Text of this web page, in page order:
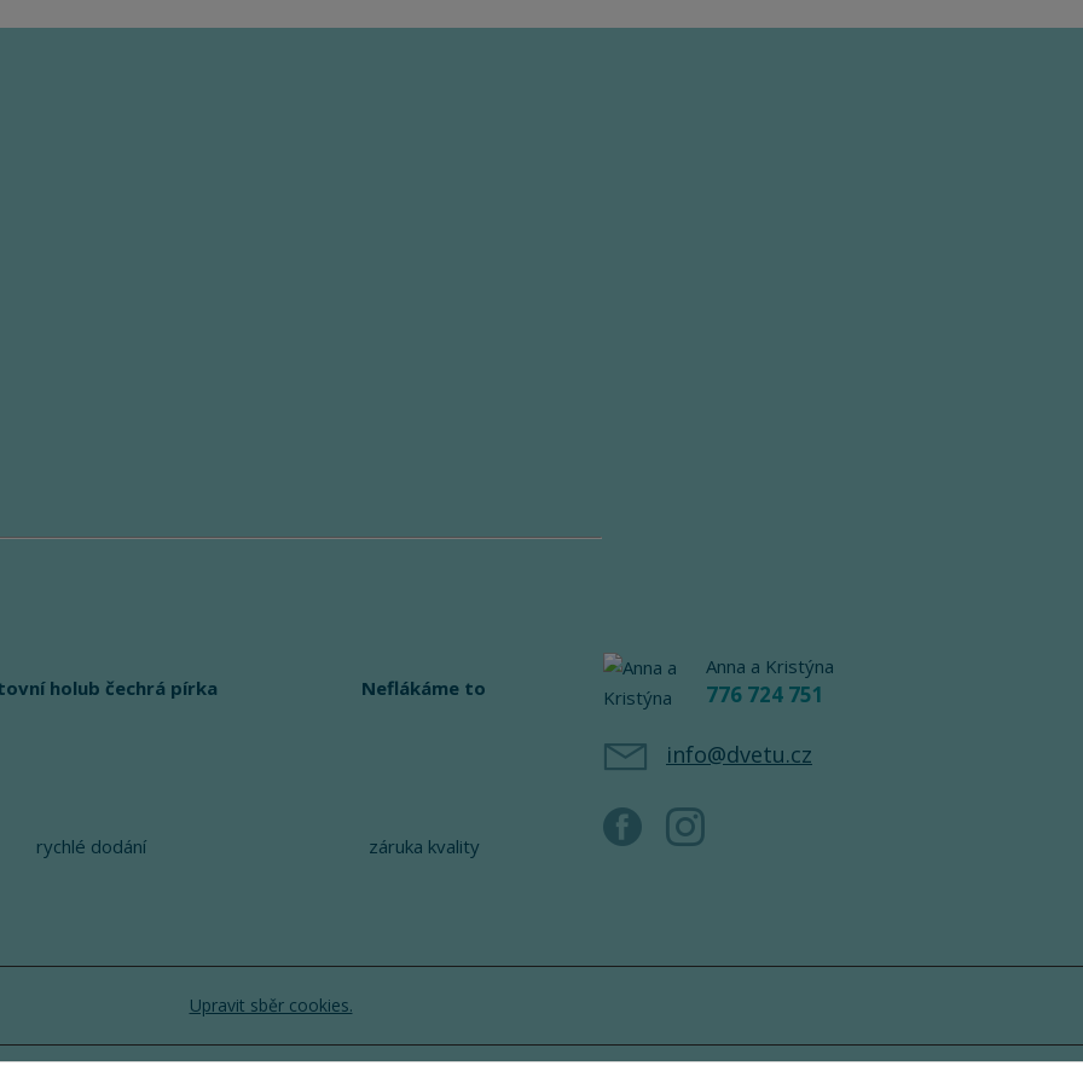
holub čechrá pírka
rychlé dodání
Neflákáme to
záruka kvality
Anna a Kristýna
776 724 751
info@dvetu.cz
Upravit sběr cookies.